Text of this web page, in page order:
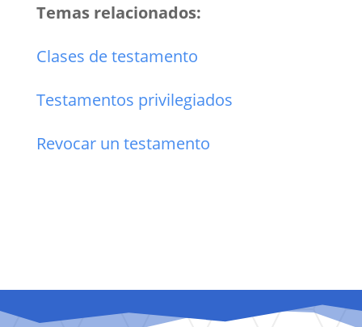
Temas relacionados:
Clases de testamento
Testamentos privilegiados
Revocar un testamento